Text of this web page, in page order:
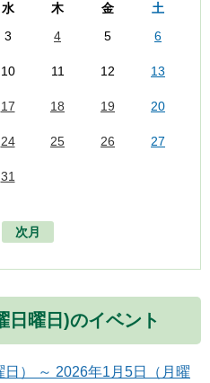
水 木 金
土
3 4 5 6
10 11 12 13
17 18 19 20
24 25 26 27
31
次月
日曜日)のイベント
） ～ 2026年1月5日（月曜